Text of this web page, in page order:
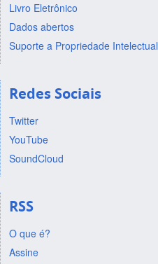
Livro Eletrônico
Dados abertos
Suporte a Propriedade Intelectual
Redes Sociais
Twitter
YouTube
SoundCloud
RSS
O que é?
Assine